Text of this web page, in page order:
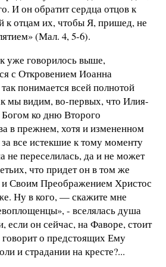
И он обратит сердца отцов к
к отцам их, чтобы Я, пришед, не
(Мал. 4, 5-6).
уже говорилось выше,
с Откровением Иоанна
понимается всей полнотой
мы видим, во-первых, что Илия-
ко дню Второго
в прежнем, хотя и измененном
все истекшие к тому моменту
не переселилась, да и не может
что придет он в том же
и Своим Преображением Христос
Ну в кого, — скажите мне
- вселялась душа
он сейчас, на Фаворе, стоит
о предстоящих Ему
и страдании на кресте?...